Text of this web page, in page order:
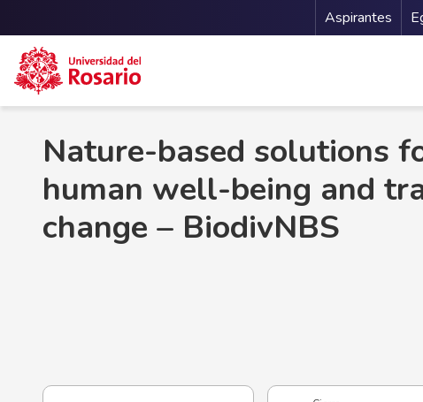
Menu
Aspirantes
Nature-based solutions
human well-being and
change – BiodivNBS